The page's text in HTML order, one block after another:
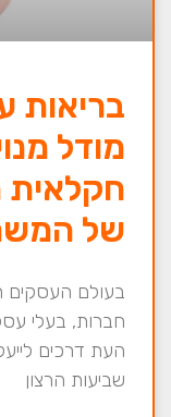
בריאות
מודל
חקלאית
של
בעולם העסקים
חברות, בעלי
העת דרכים
שביעות הרצון